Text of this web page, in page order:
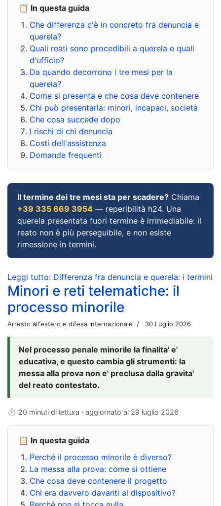
📋 In questa guida
Che differenza c'è in concreto fra denuncia e
querela?
Quali reati sono procedibili a querela e quali
d'ufficio?
Da quando decorrono i tre mesi per la
querela?
Come si presenta e che cosa deve contenere
Chi può presentarla: minori, incapaci, società
Che cosa succede dopo
I rischi di chi denuncia
Costi dell'assistenza
Domande frequenti
Il termine dei tre mesi sta per scadere? Chiama
+39 335 669 3954 — reperibilità h24. Una
querela presentata fuori termine è irrimediabile: il
reato non è più perseguibile, e non esiste
rimessione in termini.
Leggi tutto: Differenza fra denuncia e querela: i termini
Minori e reti telematiche: il
processo minorile
Arresto all'estero e difesa internazionale 30 Luglio 2026
Nel processo penale minorile la finalita' e'
educativa, e questo cambia gli strumenti: la
messa alla prova non e' preclusa dalla gravita'
del reato contestato.
⏱ 20 minuti di lettura · aggiornato al 29 luglio 2026
📋 In questa guida
Perché il processo minorile è diverso?
La messa alla prova: come si ottiene
Che cosa deve contenere il progetto
Chi era davvero davanti al dispositivo?